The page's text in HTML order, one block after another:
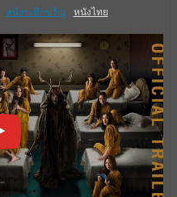
หนังระทึกขวัญ
หนังไทย